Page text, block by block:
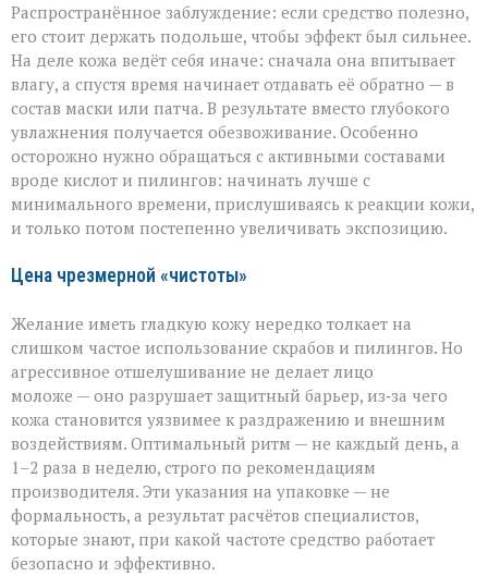
Распространённое заблуждение: если средство полезно,
его стоит держать подольше, чтобы эффект был сильнее.
На деле кожа ведёт себя иначе: сначала она впитывает
влагу, а спустя время начинает отдавать её обратно — в
состав маски или патча. В результате вместо глубокого
увлажнения получается обезвоживание. Особенно
осторожно нужно обращаться с активными составами
вроде кислот и пилингов: начинать лучше с
минимального времени, прислушиваясь к реакции кожи,
и только потом постепенно увеличивать экспозицию.
Цена чрезмерной «чистоты»
Желание иметь гладкую кожу нередко толкает на
слишком частое использование скрабов и пилингов. Но
агрессивное отшелушивание не делает лицо
моложе — оно разрушает защитный барьер, из‑за чего
кожа становится уязвимее к раздражению и внешним
воздействиям. Оптимальный ритм — не каждый день, а
1–2 раза в неделю, строго по рекомендациям
производителя. Эти указания на упаковке — не
формальность, а результат расчётов специалистов,
которые знают, при какой частоте средство работает
безопасно и эффективно.